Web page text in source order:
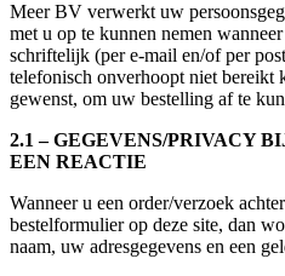
Meer BV verwerkt uw
met u op te kunnen nemen
schriftelijk (per e-mail en/of per
telefonisch onverhoopt niet
gewenst, om uw bestelling af te
2.1 – GEGEVENS/PRIVACY
EEN REACTIE
Wanneer u een order/verzoek
bestelformulier op deze site, dan
naam, uw adresgegevens en een